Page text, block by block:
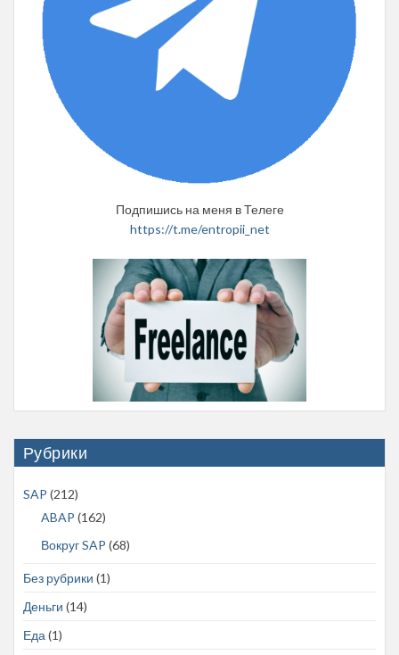
Подпишись на меня в Телеге
https://t.me/entropii_net
Рубрики
SAP (212)
ABAP (162)
Вокруг SAP (68)
Без рубрики (1)
Деньги (14)
Еда(1)